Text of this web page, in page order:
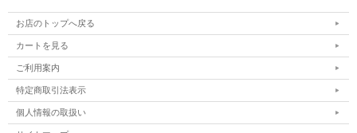
お店のトップへ戻る
カートを見る
ご利用案内
特定商取引法表示
個人情報の取扱い